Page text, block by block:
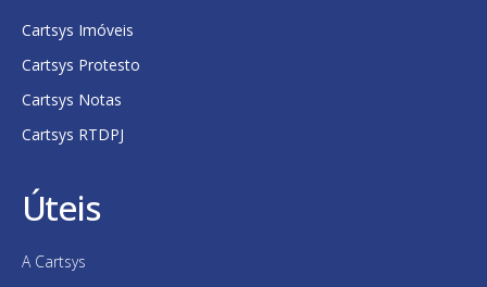
Cartsys Imóveis
Cartsys Protesto
Cartsys Notas
Cartsys RTDPJ
Úteis
A Cartsys